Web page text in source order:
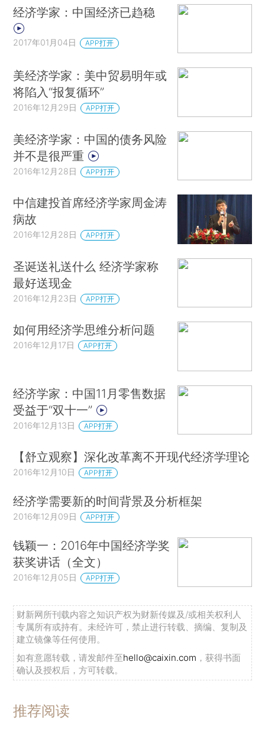
经济学家：中国经济已趋稳
2017年01月04日 APP打开
美经济学家：美中贸易明年或
将陷入“报复循环”
2016年12月29日 APP打开
美经济学家：中国的债务风险
并不是很严重
2016年12月28日 APP打开
中信建投首席经济学家周金涛
病故
2016年12月28日 APP打开
圣诞送礼送什么 经济学家称
最好送现金
2016年12月23日 APP打开
如何用经济学思维分析问题
2016年12月17日 APP打开
经济学家：中国11月零售数据
受益于“双十一”
2016年12月13日 APP打开
【舒立观察】深化改革离不开现代经济学理论
2016年12月10日 APP打开
经济学需要新的时间背景及分析框架
2016年12月09日 APP打开
钱颖一：2016年中国经济学奖
获奖讲话（全文）
2016年12月05日 APP打开
财新网所刊载内容之知识产权为财新传媒及/或相关权利人
专属所有或持有。未经许可，禁止进行转载、摘编、复制及
建立镜像等任何使用。
如有意愿转载，请发邮件至hello@caixin.com ，获得书面
确认及授权后，方可转载。
推荐阅读